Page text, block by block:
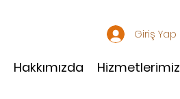
Giriş Yap
Hakkımızda Hizmetlerimiz